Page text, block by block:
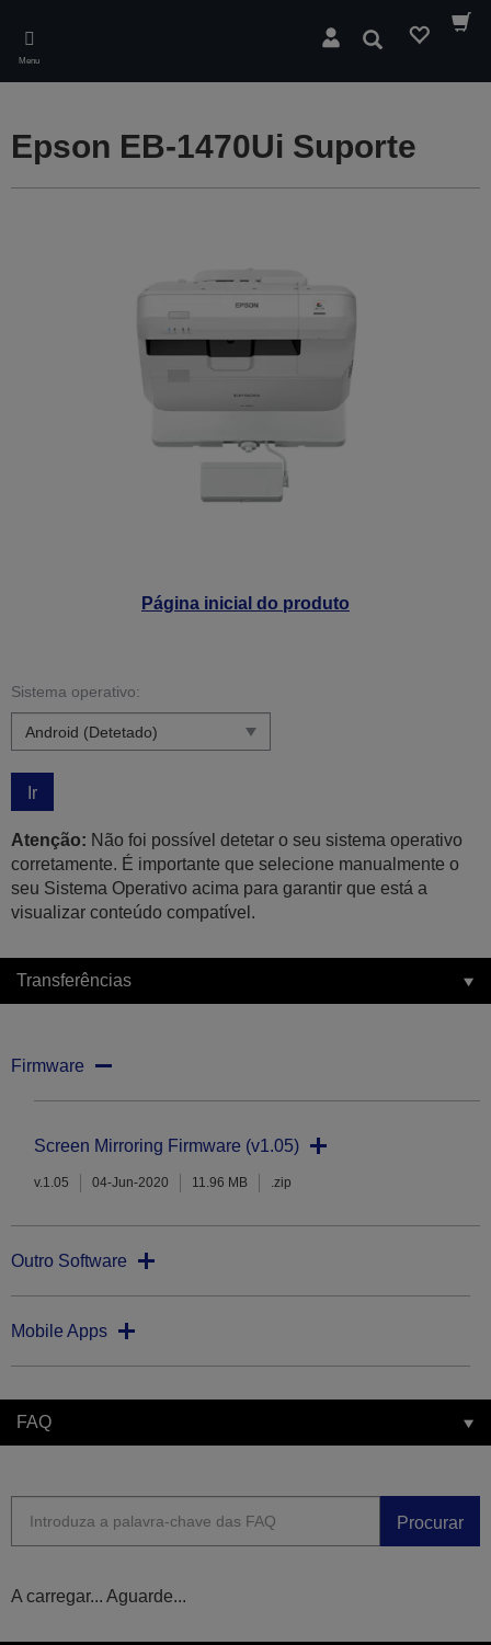
main
content
Menu
Pesquisar
Página inicial do produto
Epson EB-1470Ui Suporte
Sistema operativo:
Ir
Atenção: Não foi possível detetar o seu sistema operativo
corretamente. É importante que selecione manualmente o
seu Sistema Operativo acima para garantir que está a
visualizar conteúdo compatível.
Transferências
Firmware
Screen Mirroring Firmware (v1.05)
v.1.05 04-Jun-2020 11.96 MB .zip
Outro Software
Mobile Apps
FAQ
Procurar
A carregar... Aguarde...